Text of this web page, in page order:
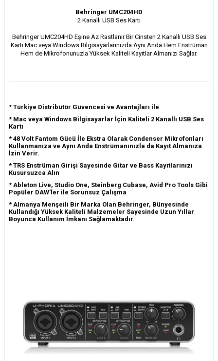
Behringer UMC204HD
2 Kanallı USB Ses Kartı
Behringer UMC204HD Eşine Az Rastlanır Bir Cinsten 2 Kanallı USB Ses
Kartı Mac veya Windows Bilgisayarlarınızda Aynı Anda Hem Enstrüman
Hem de Mikrofonunuzla Yüksek Kaliteli Kayıtlar Almanızı Sağlar.
* Türkiye Distribütör Güvencesi ve Avantajları ile
* Mac veya Windows Bilgisayarlar İçin Kaliteli 2 Kanallı USB Ses
Kartı
* 48 Volt Fantom Gücü İle Ekstra Olarak Condenser Mikrofonları
Kullanmanıza ve Aynı Anda Enstrümanınızla da Kayıt Almanıza
İzin Verir.
* TRS Enstrüman Girişi Sayesinde Gitar ve Bass Kayıtlarınızı
Kusursuzca Alın
* Ableton Live, Studio One, Steinberg Cubase, Avid Pro Tools Gibi
Popüler DAW'ler ile Sorunsuz Çalışma
* Almanya Menşeili Bir Marka Olan Behringer, Bünyesinde
Kullandığı Yüksek Kaliteli Malzemeler Sayesinde Uzun Yıllar
Boyunca Kullanım İmkanı Sağlamaktadır.